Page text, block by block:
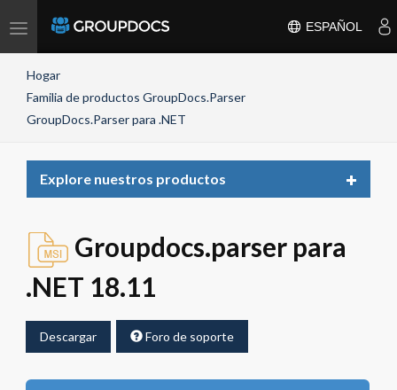
Toggle
ESPAÑOL
Hogar
Familia de productos GroupDocs.Parser
GroupDocs.Parser para .NET
Explore nuestros productos
Toggle
Groupdocs.parser para
.NET 18.11
Descargar Foro de soporte